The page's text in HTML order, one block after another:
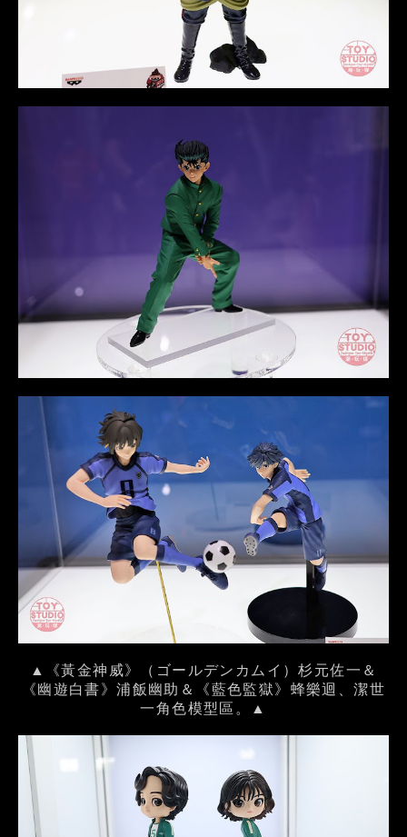
▲《黃金神威》（ゴールデンカムイ）杉元佐一＆
《幽遊白書》浦飯幽助＆《藍色監獄》蜂樂迴、潔世
一角色模型區。▲